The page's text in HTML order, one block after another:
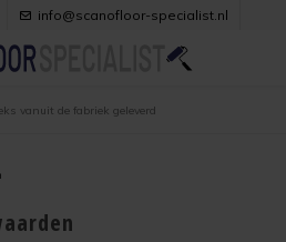
adviezen
/ kleuren
info@scanofloor-specialist.nl
vanuit de fabriek geleverd